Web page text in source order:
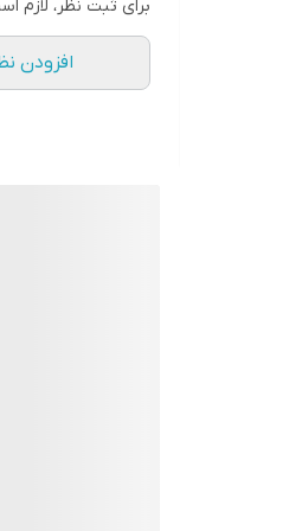
برای ثبت نظر، لازم
افزودن